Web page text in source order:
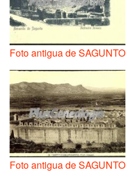
Foto antigua de SAGUNTO
Foto antigua de SAGUNTO